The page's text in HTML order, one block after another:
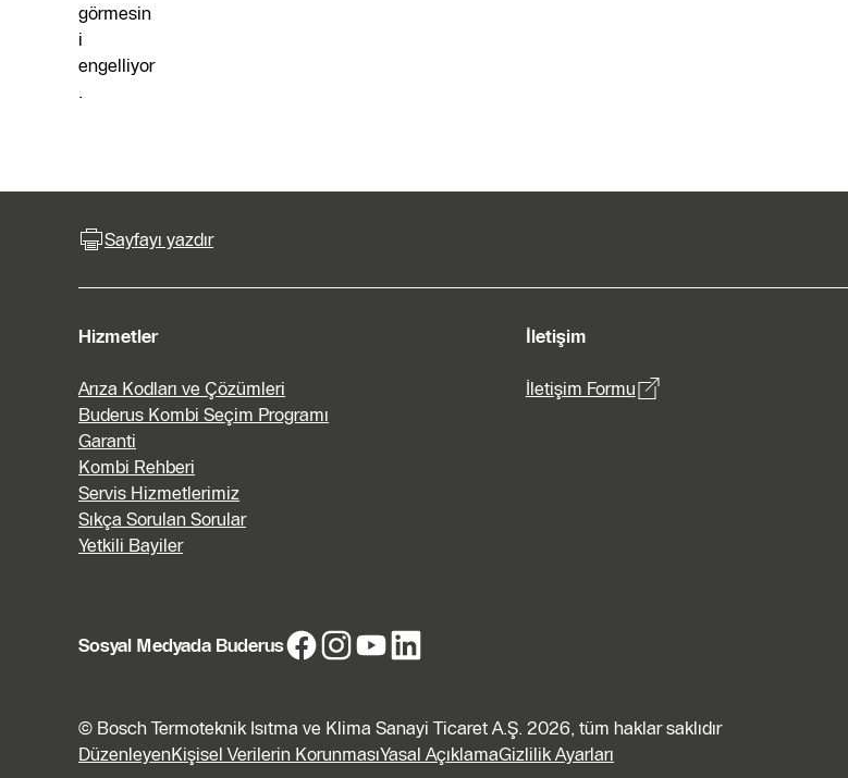
görmesin
i
engelliyor
.
Sayfayı yazdır
Hizmetler
Arıza Kodları ve Çözümleri
Buderus Kombi Seçim Programı
Garanti
Kombi Rehberi
Servis Hizmetlerimiz
Sıkça Sorulan Sorular
Yetkili Bayiler
İletişim
İletişim Formu
Sosyal Medyada Buderus
© Bosch Termoteknik Isıtma ve Klima Sanayi Ticaret A.Ş. 2026, tüm haklar saklıdır
DüzenleyenKişisel Verilerin KorunmasıYasal AçıklamaGizlilik Ayarları